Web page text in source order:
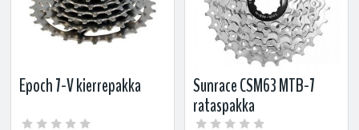
Epoch 7-V kierrepakka
Sunrace CSM63 MTB-7
rataspakka